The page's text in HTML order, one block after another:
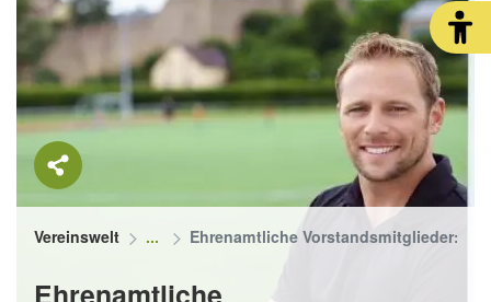
Vereinswelt Ehrenamtliche Vorstandsmitglieder: